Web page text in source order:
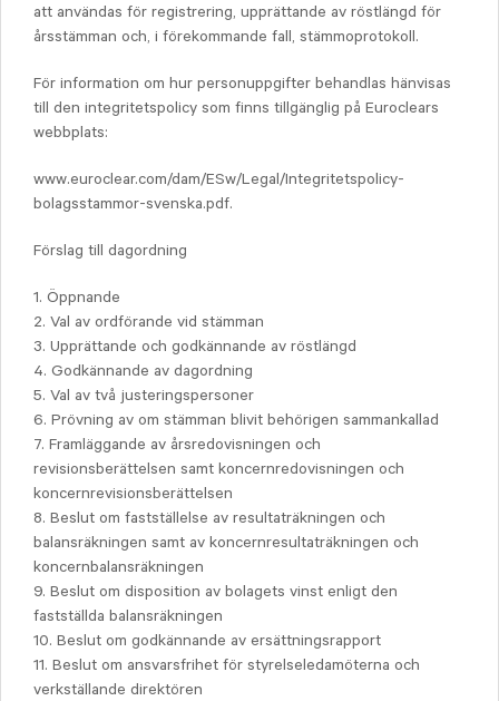
att användas för registrering, upprättande av röstlängd för
årsstämman och, i förekommande fall, stämmoprotokoll.
För information om hur personuppgifter behandlas hänvisas
till den integritetspolicy som finns tillgänglig på Euroclears
webbplats:
www.euroclear.com/dam/ESw/Legal/Integritetspolicy-
bolagsstammor-svenska.pdf.
Förslag till dagordning
1. Öppnande
2. Val av ordförande vid stämman
3. Upprättande och godkännande av röstlängd
4. Godkännande av dagordning
5. Val av två justeringspersoner
6. Prövning av om stämman blivit behörigen sammankallad
7. Framläggande av årsredovisningen och
revisionsberättelsen samt koncernredovisningen och
koncernrevisionsberättelsen
8. Beslut om fastställelse av resultaträkningen och
balansräkningen samt av koncernresultaträkningen och
koncernbalansräkningen
9. Beslut om disposition av bolagets vinst enligt den
fastställda balansräkningen
10. Beslut om godkännande av ersättningsrapport
11. Beslut om ansvarsfrihet för styrelseledamöterna och
verkställande direktören